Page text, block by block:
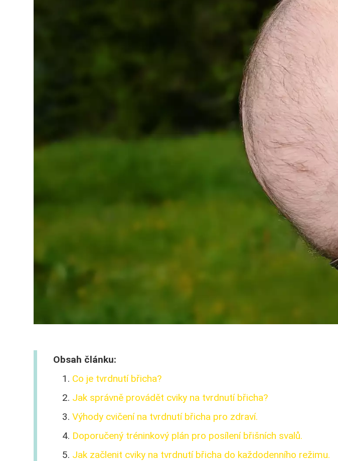
Obsah článku:
Co je tvrdnutí břicha?
Jak správně provádět cviky na tvrdnutí břicha?
Výhody cvičení na tvrdnutí břicha pro zdraví.
Doporučený tréninkový plán pro posílení břišních svalů.
Jak začlenit cviky na tvrdnutí břicha do každodenního režimu.